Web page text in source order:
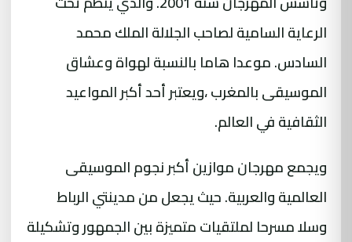
الرعاية السامية لصاحب الجلالة الملك محمد
السادس. موعدا هاما بالنسبة لهواة وعشاق
الموسيقى بالمغرب ،ويعتبر أحد أكبر المواعيد
الثقافية في العالم.
ويجمع مهرجان موازين أكبر نجوم الموسيقى
العالمية والعربية. حيث يجعل من مدينتي الرباط
وسلا مسرحا لملتقيات متميزة بين الجمهور وتشكيلة